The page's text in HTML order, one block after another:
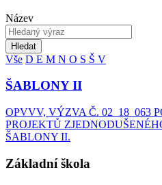
Název
Hledat
Vše D E M N O S Š V
ŠABLONY II
OPVVV, VÝZVA Č. 02_18_063
PROJEKTŮ
ŠABLONY II.
Základní škola